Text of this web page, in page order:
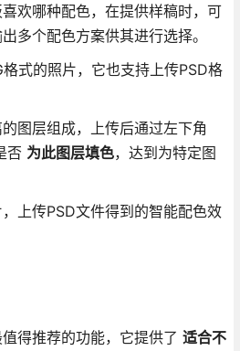
欢哪种配色，在提供样稿时，可
多个配色方案供其进行选择。
式的照片，它也支持上传PSD格
图层组成，上传后通过左下角
否 为此图层填色，达到为特定图
上传PSD文件得到的智能配色效
得推荐的功能，它提供了 适合不